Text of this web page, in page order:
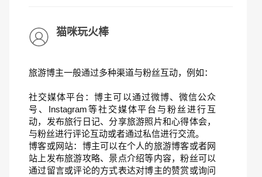
猫咪玩火棒
旅游博主一般通过多种渠道与粉丝互动，例如：
社交媒体平台：博主可以通过微博、微信公众
号、Instagram等社交媒体平台与粉丝进行互
动，发布旅行日记、分享旅游照片和心得体会，
与粉丝进行评论互动或者通过私信进行交流。
博客或网站：博主可以在个人的旅游博客或者网
站上发布旅游攻略、景点介绍等内容，粉丝可以
通过留言或评论的方式表达对博主的赞赏或询问